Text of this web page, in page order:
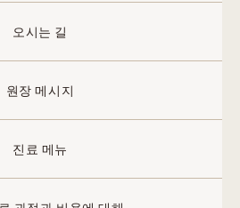
오시는 길
원장 메시지
진료 메뉴